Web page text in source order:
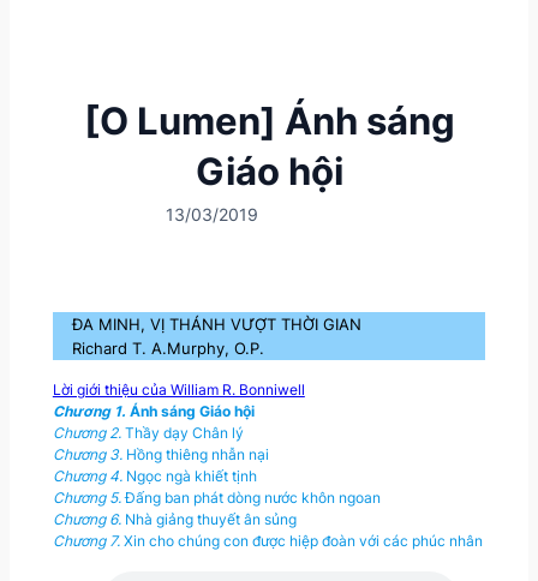
[O Lumen] Ánh sáng
Giáo hội
13/03/2019
ĐA MINH, VỊ THÁNH VƯỢT THỜI GIAN
Richard T. A.Murphy, O.P.
Lời giới thiệu của William R. Bonniwell
Chương 1. Ánh sáng Giáo hội
Chương 2.Thầy dạy Chân lý
Chương 3.Hồng thiêng nhẫn nại
Chương 4.Ngọc ngà khiết tịnh
Chương 5.Đấng ban phát dòng nước khôn ngoan
Chương 6.Nhà giảng thuyết ân sủng
Chương 7.Xin cho chúng con được hiệp đoàn với các phúc nhân